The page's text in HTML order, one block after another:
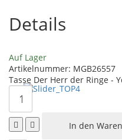
Details
Auf Lager
Artikelnummer: MGB26557
Tasse Der Herr der Ringe -